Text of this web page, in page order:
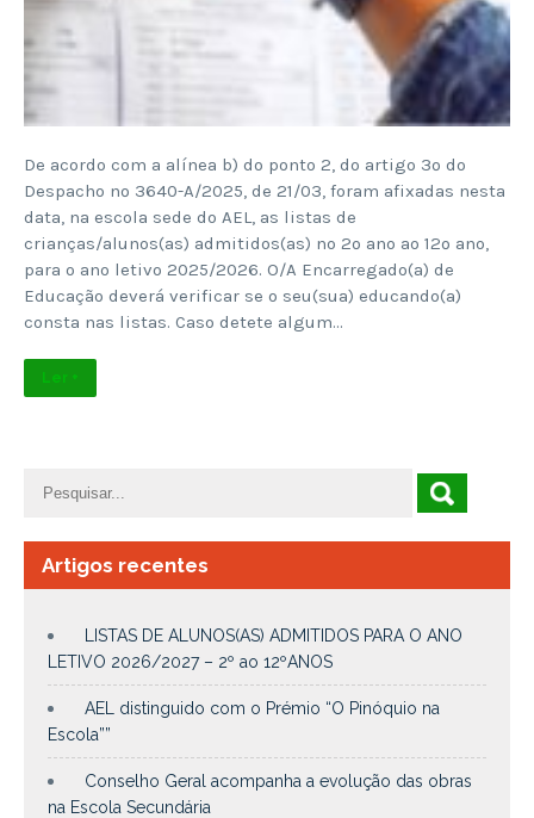
De acordo com a alínea b) do ponto 2, do artigo 3º do
Despacho nº 3640-A/2025, de 21/03, foram afixadas nesta
data, na escola sede do AEL, as listas de
crianças/alunos(as) admitidos(as) no 2º ano ao 12º ano,
para o ano letivo 2025/2026. O/A Encarregado(a) de
Educação deverá verificar se o seu(sua) educando(a)
consta nas listas. Caso detete algum…
Ler +
Artigos recentes
LISTAS DE ALUNOS(AS) ADMITIDOS PARA O ANO
LETIVO 2026/2027 – 2º ao 12ºANOS
AEL distinguido com o Prémio “O Pinóquio na
Escola””
Conselho Geral acompanha a evolução das obras
na Escola Secundária